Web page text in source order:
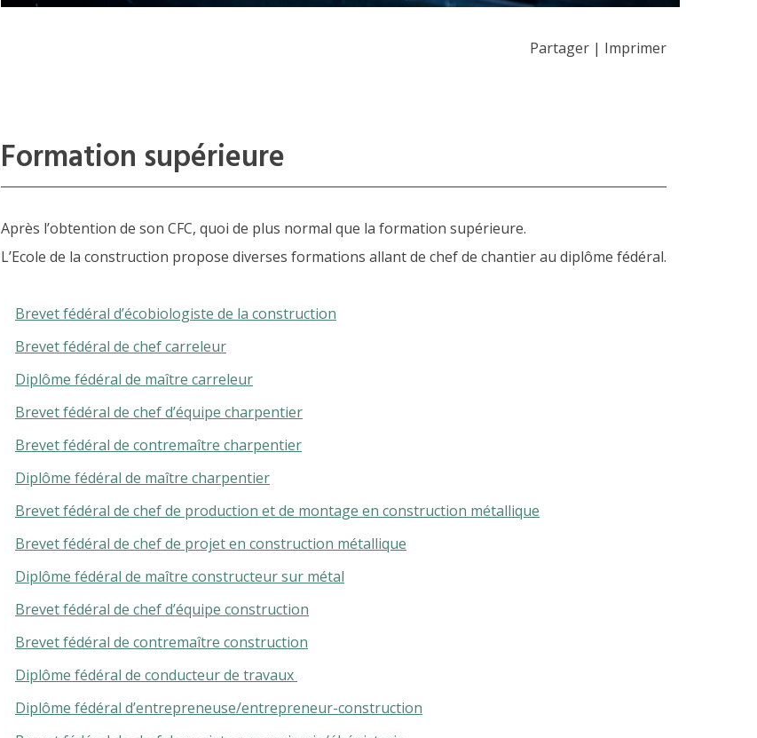
Partager | Imprimer
Formation supérieure
Après l’obtention de son CFC, quoi de plus normal que la formation supérieure.
L’Ecole de la construction propose diverses formations allant de chef de chantier au diplôme fédéral.
Brevet fédéral d’écobiologiste de la construction
Brevet fédéral de chef carreleur
Diplôme fédéral de maître carreleur
Brevet fédéral de chef d’équipe charpentier
Brevet fédéral de contremaître charpentier
Diplôme fédéral de maître charpentier
Brevet fédéral de chef de production et de montage en construction métallique
Brevet fédéral de chef de projet en construction métallique
Diplôme fédéral de maître constructeur sur métal
Brevet fédéral de chef d’équipe construction
Brevet fédéral de contremaître construction
Diplôme fédéral de conducteur de travaux
Diplôme fédéral d’entrepreneuse/entrepreneur-construction